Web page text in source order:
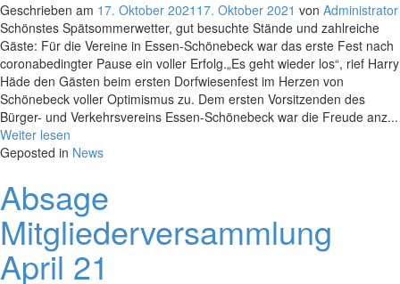
Geschrieben am 17. Oktober 2021 17. Oktober 2021 von Administrator
Schönstes Spätsommerwetter, gut besuchte Stände und zahlreiche
Gäste: Für die Vereine in Essen-Schönebeck war das erste Fest nach
coronabedingter Pause ein voller Erfolg.„Es geht wieder los“, rief Harry
Häde den Gästen beim ersten Dorfwiesenfest im Herzen von
Schönebeck voller Optimismus zu. Dem ersten Vorsitzenden des
Bürger- und Verkehrsvereins Essen-Schönebeck war die Freude anz...
Weiter lesen
Geposted in News
Absage
Mitgliederversammlung
April 21